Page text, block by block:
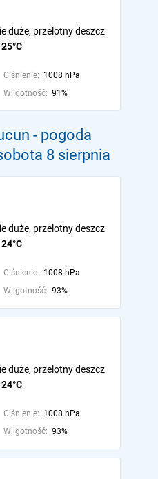
25°C
duże, przelotny deszcz
Ciśnienie: 1008 hPa
Wilgotność: 91%
- pogoda
8 sierpnia
24°C
duże, przelotny deszcz
Ciśnienie: 1008 hPa
Wilgotność: 93%
24°C
duże, przelotny deszcz
Ciśnienie: 1008 hPa
Wilgotność: 93%